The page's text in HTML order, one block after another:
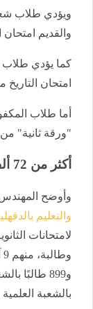
ويؤدي طلاب
والقديم امتحان الفيزياء
كما يؤدي طلاب
امتحان التاريخ من 9 صباحا حتى 12
أما طلاب
"ورقة ثانية" من 9 صباحا حتى 12 ظهرا.
أكثر من 72 ألف طالب يؤدون الامتحانات
وأوضح
والتعليم
بالشعبة